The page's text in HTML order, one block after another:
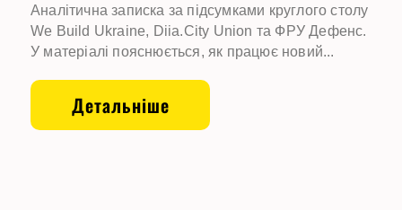
Аналітична записка за підсумками круглого столу
We Build Ukraine, Diia.City Union та ФРУ Дефенс.
У матеріалі пояснюється, як працює новий...
Детальніше